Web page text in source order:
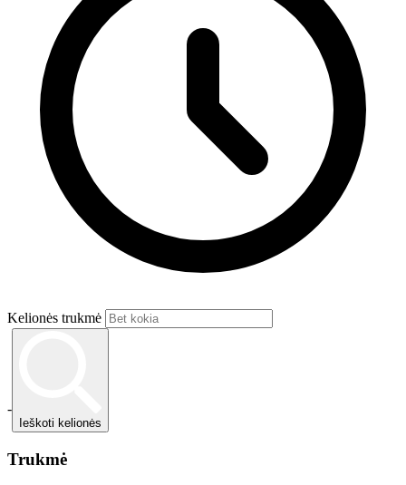
Kelionės trukmė
-
Ieškoti kelionės
Trukmė